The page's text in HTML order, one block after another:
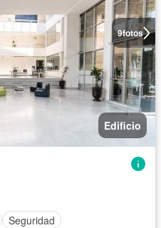
9fotos
Edificio
Seguridad